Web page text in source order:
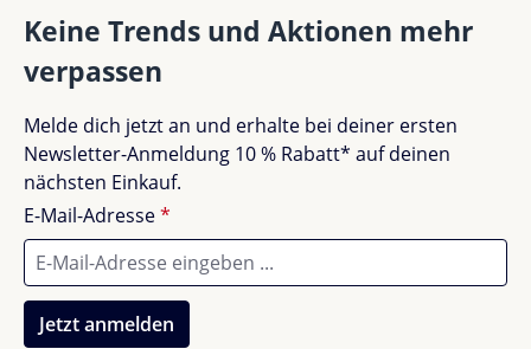
16 Farbkappen & 8 Farbstreifen zur
Seitlicher Taschenhaken & Aufbauwerkzeug
Optional erweiterbar
MitSchubladen, Side-Top, Flex-Deck, Multi-Deck
oder Rollcontainernwie Cubic/Cubicmax kannst du
den Champion jederzeit deinen Bedürfnissen
anpassen – für mehr Platz und noch mehr Ordnung.
Keine Bewertungen gefunden. Teile deine
Erfahrungen mit anderen.
Keine Trends und Aktionen mehr
verpassen
Melde dich jetzt an und erhalte bei deiner ersten
Newsletter-Anmeldung 10 % Rabatt* auf deinen
nächsten Einkauf.
E-Mail-Adresse*
Jetzt anmelden